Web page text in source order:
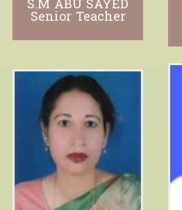
S.M ABU SAYED
Senior Teacher